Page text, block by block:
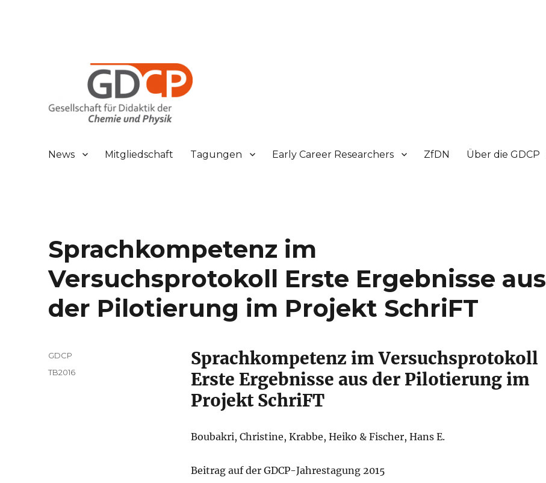
News Mitgliedschaft Tagungen Early Career Researchers ZfDN Über die GDCP
Sprachkompetenz im
Versuchsprotokoll Erste Ergebnisse aus
der Pilotierung im Projekt SchriFT
Sprachkompetenz im Versuchsprotokoll
Erste Ergebnisse aus der Pilotierung im
Projekt SchriFT
Boubakri, Christine, Krabbe, Heiko & Fischer, Hans E.
Beitrag auf der GDCP-Jahrestagung 2015
Autor
GDCP
Veröffentlicht
Kategorien
TB2016